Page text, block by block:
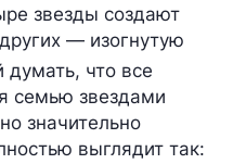
звезды создают
— изогнутую
что все
семью звездами
значительно
выглядит так: